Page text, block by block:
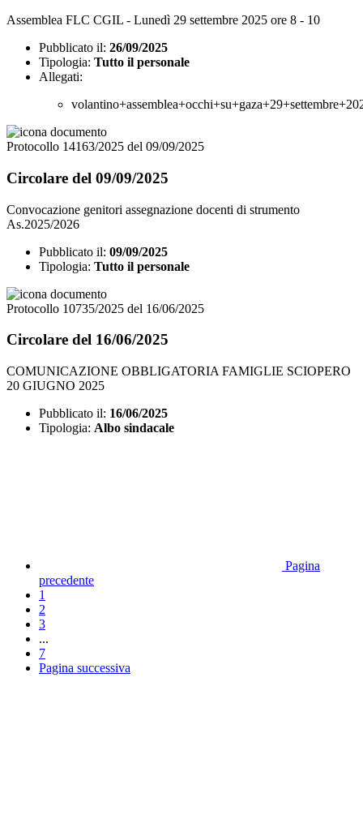
Assemblea FLC CGIL - Lunedì 29 settembre 2025 ore 8 - 10
Pubblicato il: 26/09/2025
Tipologia: Tutto il personale
Allegati:
Protocollo 14163/2025 del 09/09/2025
Circolare del 09/09/2025
Convocazione genitori assegnazione docenti di strumento
As.2025/2026
Pubblicato il: 09/09/2025
Tipologia: Tutto il personale
Protocollo 10735/2025 del 16/06/2025
Circolare del 16/06/2025
COMUNICAZIONE OBBLIGATORIA FAMIGLIE SCIOPERO
20 GIUGNO 2025
Pubblicato il: 16/06/2025
Tipologia: Albo sindacale
Pagina
precedente
1
2
3
...
7
Pagina successiva